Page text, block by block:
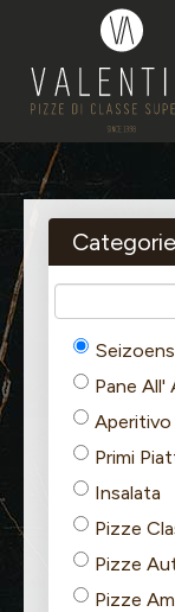
HOME
BESTELLEN
CONTACT
LINT AFHAAL /
Pane All'
Primi
Insalata
Pizze
Pizze
Pizze